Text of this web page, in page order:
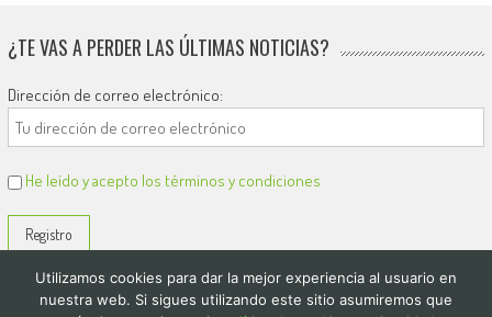
¿TE VAS A PERDER LAS ÚLTIMAS NOTICIAS?
Dirección de correo electrónico:
He leído y acepto los términos y condiciones
Utilizamos cookies para dar la mejor experiencia al usuario en
nuestra web. Si sigues utilizando este sitio asumiremos que